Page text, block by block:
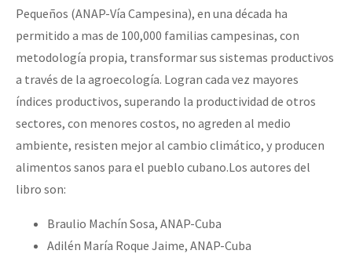
Pequeños (ANAP-Vía Campesina), en una década ha
permitido a mas de 100,000 familias campesinas, con
metodología propia, transformar sus sistemas productivos
a través de la agroecología. Logran cada vez mayores
índices productivos, superando la productividad de otros
sectores, con menores costos, no agreden al medio
ambiente, resisten mejor al cambio climático, y producen
alimentos sanos para el pueblo cubano.Los autores del
libro son:
Braulio Machín Sosa, ANAP-Cuba
Adilén María Roque Jaime, ANAP-Cuba